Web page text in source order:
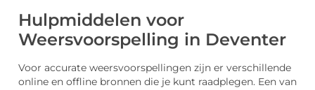
Hulpmiddelen voor
Weersvoorspelling in Deventer
Voor accurate weersvoorspellingen zijn er verschillende
online en offline bronnen die je kunt raadplegen. Een van